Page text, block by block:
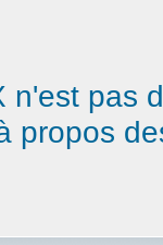
n'est pas
propos